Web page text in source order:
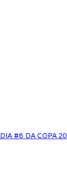
DIA #6 DA COPA